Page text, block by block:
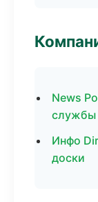
News
службы
Инфо
доски